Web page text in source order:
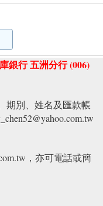
銀行 五洲分行 (006)
期別、姓名及匯款帳
，亦可電話或簡